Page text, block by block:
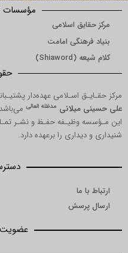
مرکز حقایق اسلامی
بنیاد فرهنگی امامت
کلام شیعه (Shiaword)
مرکز حقـایـق اسـلامی عهده‌دار
علی حسینی میلانی مدظله العالی
این مـؤسسه وظیـفه حفـظ و نشـر
شنیداری و دیداری را برعهده دارد.
ارتباط با ما
ارسال پرسش
عضویت